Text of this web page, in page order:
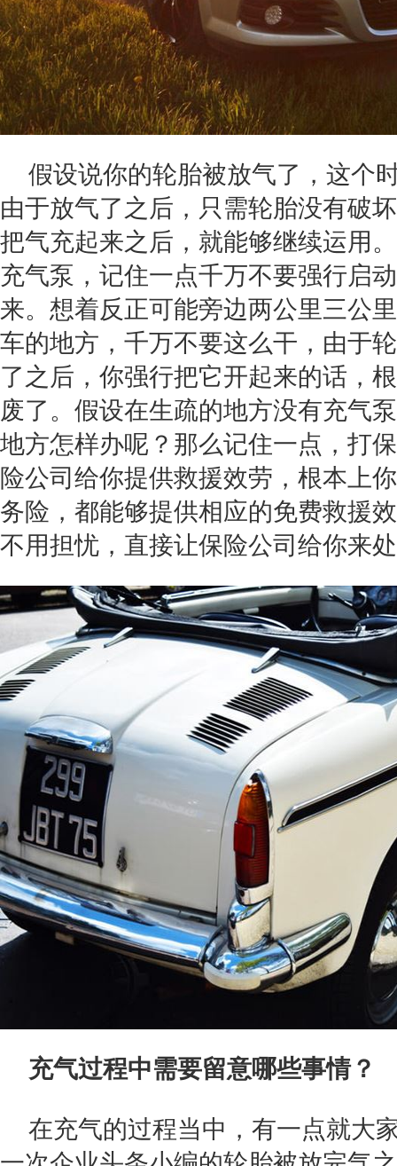
假设说你的轮胎被放气了，这个
由于放气了之后，只需轮胎没有破
把气充起来之后，就能够继续运用
充气泵，记住一点千万不要强行启
来。想着反正可能旁边两公里三公
车的地方，千万不要这么干，由于
了之后，你强行把它开起来的话，
废了。假设在生疏的地方没有充气
地方怎样办呢？那么记住一点，打
险公司给你提供救援效劳，根本上
务险，都能够提供相应的免费救援
不用担忧，直接让保险公司给你来
充气过程中需要留意哪些事情？
在充气的过程当中，有一点就大